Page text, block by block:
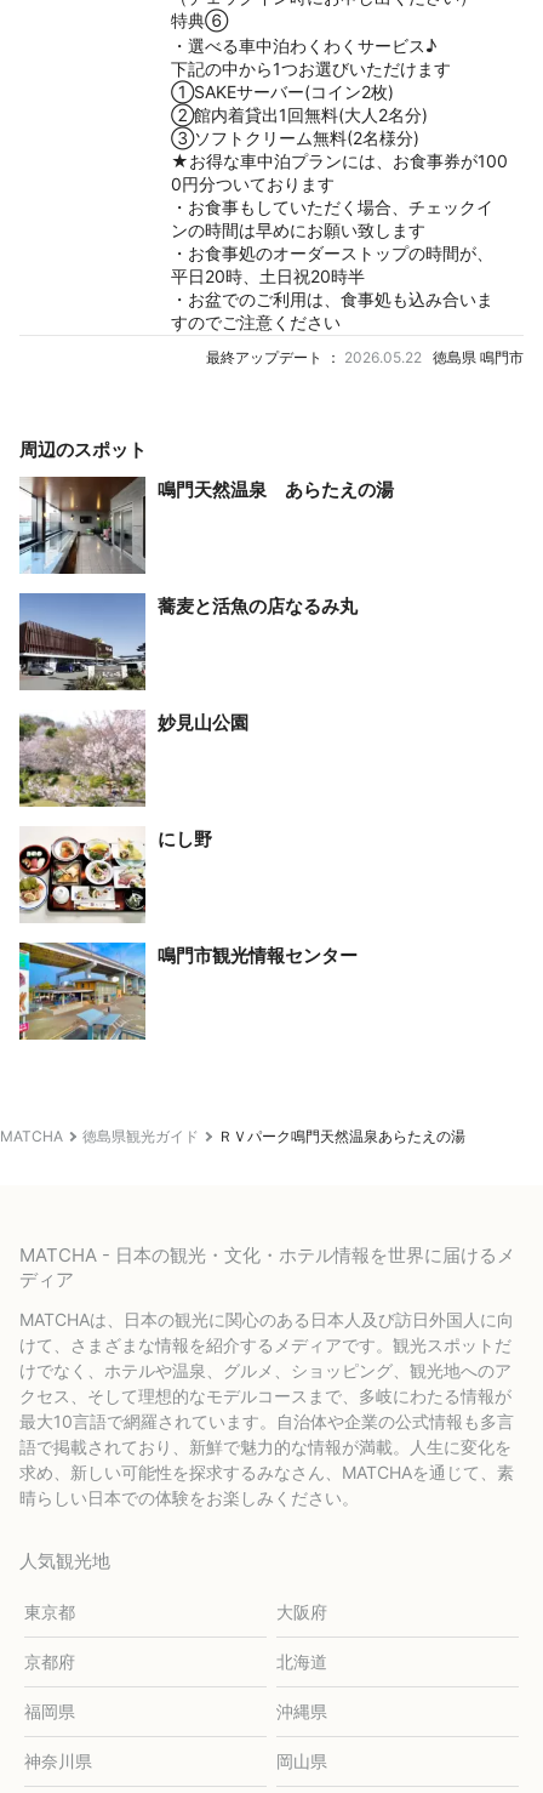
特典⑥
・選べる車中泊わくわくサービス♪
下記の中から1つお選びいただけます
①SAKEサーバー(コイン2枚)
②館内着貸出1回無料(大人2名分)
③ソフトクリーム無料(2名様分)
★お得な車中泊プランには、お食事券が100
0円分ついております
・お食事もしていただく場合、チェックイ
ンの時間は早めにお願い致します
・お食事処のオーダーストップの時間が、
平日20時、土日祝20時半
・お盆でのご利用は、食事処も込み合いま
すのでご注意ください
最終アップデート ： 2026.05.22 徳島県 鳴門市
周辺のスポット
鳴門天然温泉 あらたえの湯
蕎麦と活魚の店なるみ丸
妙見山公園
にし野
鳴門市観光情報センター
MATCHA 徳島県観光ガイド ＲＶパーク鳴門天然温泉あらたえの湯
MATCHA - 日本の観光・文化・ホテル情報を世界に届けるメ
ディア
MATCHAは、日本の観光に関心のある日本人及び訪日外国人に向
けて、さまざまな情報を紹介するメディアです。観光スポットだ
けでなく、ホテルや温泉、グルメ、ショッピング、観光地へのア
クセス、そして理想的なモデルコースまで、多岐にわたる情報が
最大10言語で網羅されています。自治体や企業の公式情報も多言
語で掲載されており、新鮮で魅力的な情報が満載。人生に変化を
求め、新しい可能性を探求するみなさん、MATCHAを通じて、素
晴らしい日本での体験をお楽しみください。
人気観光地
東京都 大阪府
京都府 北海道
福岡県 沖縄県
神奈川県 岡山県